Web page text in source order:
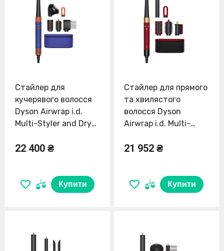
Стайлер для
кучерявого волосся
Dyson Airwrap i.d.
Multi-Styler and Dryer
Blue/Topaz (533759-
22 400 ₴
Купити
Стайлер для прямого
та хвилястого
волосся Dyson
Airwrap i.d. Multi-
Straight to Wavy -
21 952 ₴
Купити